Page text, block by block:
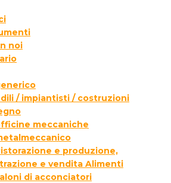
noi
/ impiantisti / costruzioni
meccaniche
e produzione,
e vendita Alimenti
di acconciatori